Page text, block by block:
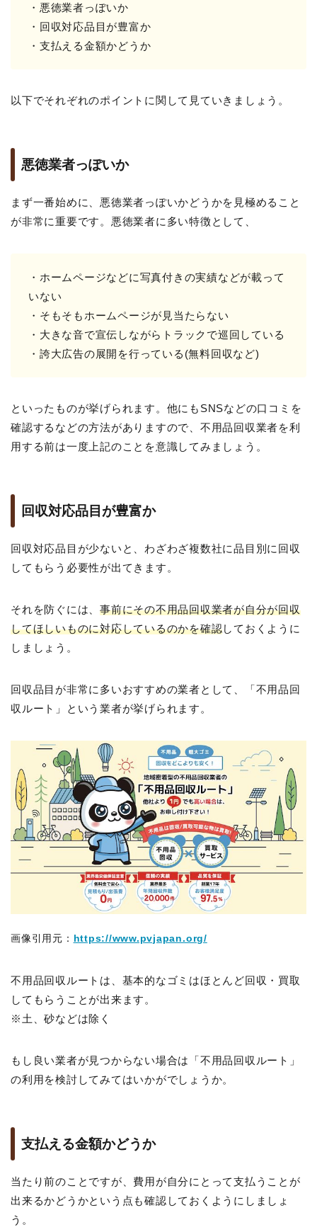
・悪徳業者っぽいか
・回収対応品目が豊富か
・支払える金額かどうか
以下でそれぞれのポイントに関して見ていきましょう。
悪徳業者っぽいか
まず一番始めに、悪徳業者っぽいかどうかを見極めること
が非常に重要です。悪徳業者に多い特徴として、
・ホームページなどに写真付きの実績などが載って
いない
・そもそもホームページが見当たらない
・大きな音で宣伝しながらトラックで巡回している
・誇大広告の展開を行っている(無料回収など)
といったものが挙げられます。他にもSNSなどの口コミを
確認するなどの方法がありますので、不用品回収業者を利
用する前は一度上記のことを意識してみましょう。
回収対応品目が豊富か
回収対応品目が少ないと、わざわざ複数社に品目別に回収
してもらう必要性が出てきます。
それを防ぐには、事前にその不用品回収業者が自分が回収
してほしいものに対応しているのかを確認しておくように
しましょう。
回収品目が非常に多いおすすめの業者として、「不用品回
収ルート」という業者が挙げられます。
画像引用元： https://www.pvjapan.org/
不用品回収ルートは、基本的なゴミはほとんど回収・買取
してもらうことが出来ます。
※土、砂などは除く
もし良い業者が見つからない場合は「不用品回収ルート」
の利用を検討してみてはいかがでしょうか。
支払える金額かどうか
当たり前のことですが、費用が自分にとって支払うことが
出来るかどうかという点も確認しておくようにしましょ
う。